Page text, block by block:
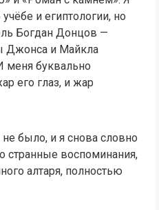
и египтологии, но
Богдан Донцов —
Джонса и Майкла
меня буквально
его глаз, и жар
было, и я снова словно
странные воспоминания,
алтаря, полностью